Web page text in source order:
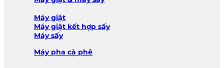
Máy giặt
Máy giặt kết hợp sấy
Máy sấy
Máy pha cà phê